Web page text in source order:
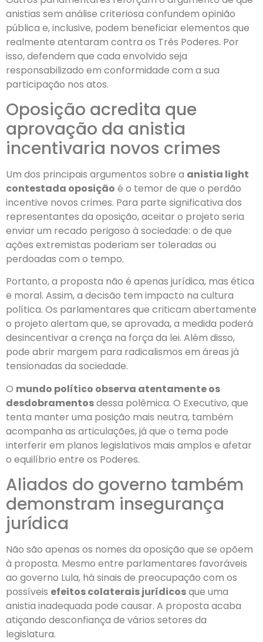
anistias sem análise criteriosa confundem opinião
pública e, inclusive, podem beneficiar elementos que
realmente atentaram contra os Três Poderes. Por
isso, defendem que cada envolvido seja
responsabilizado em conformidade com a sua
participação nos atos.
Oposição acredita que
aprovação da anistia
incentivaria novos crimes
Um dos principais argumentos sobre a anistia light
contestada oposição é o temor de que o perdão
incentive novos crimes. Para parte significativa dos
representantes da oposição, aceitar o projeto seria
enviar um recado perigoso à sociedade: o de que
ações extremistas poderiam ser toleradas ou
perdoadas com o tempo.
Portanto, a proposta não é apenas jurídica, mas ética
e moral. Assim, a decisão tem impacto na cultura
política. Os parlamentares que criticam abertamente
o projeto alertam que, se aprovada, a medida poderá
desincentivar a crença na força da lei. Além disso,
pode abrir margem para radicalismos em áreas já
tensionadas da sociedade.
O mundo político observa atentamente os
desdobramentosdessa polêmica. O Executivo, que
tenta manter uma posição mais neutra, também
acompanha as articulações, já que o tema pode
interferir em planos legislativos mais amplos e afetar
o equilíbrio entre os Poderes.
Aliados do governo também
demonstram insegurança
jurídica
Não são apenas os nomes da oposição que se opõem
à proposta. Mesmo entre parlamentares favoráveis
ao governo Lula, há sinais de preocupação com os
possíveis efeitos colaterais jurídicosque uma
anistia inadequada pode causar. A proposta acaba
atiçando desconfiança de vários setores da
legislatura.